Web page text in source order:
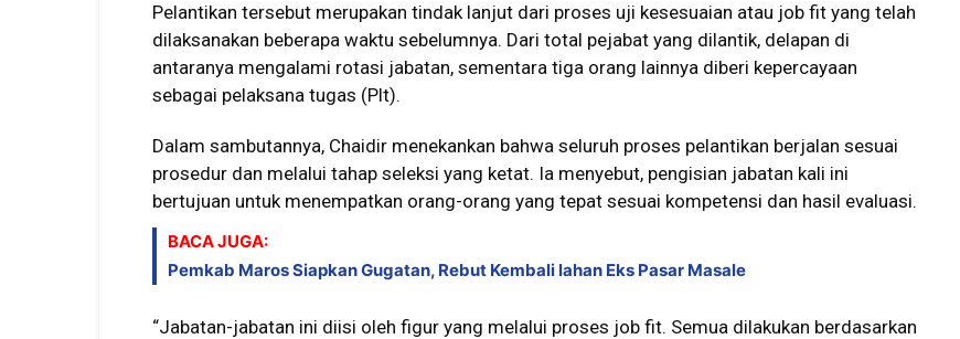
Pelantikan tersebut merupakan tindak lanjut dari proses uji kesesuaian atau job fit yang telah
dilaksanakan beberapa waktu sebelumnya. Dari total pejabat yang dilantik, delapan di
antaranya mengalami rotasi jabatan, sementara tiga orang lainnya diberi kepercayaan
sebagai pelaksana tugas (Plt).
Dalam sambutannya, Chaidir menekankan bahwa seluruh proses pelantikan berjalan sesuai
prosedur dan melalui tahap seleksi yang ketat. Ia menyebut, pengisian jabatan kali ini
bertujuan untuk menempatkan orang-orang yang tepat sesuai kompetensi dan hasil evaluasi.
BACA JUGA:
Pemkab Maros Siapkan Gugatan, Rebut Kembali lahan Eks Pasar Masale
“Jabatan-jabatan ini diisi oleh figur yang melalui proses job fit. Semua dilakukan berdasarkan